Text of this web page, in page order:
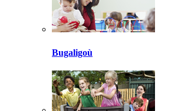
Bugaligoù